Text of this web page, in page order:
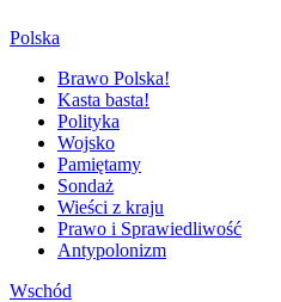
Polska
Brawo Polska!
Kasta basta!
Polityka
Wojsko
Pamiętamy
Sondaż
Wieści z kraju
Prawo i Sprawiedliwość
Antypolonizm
Wschód